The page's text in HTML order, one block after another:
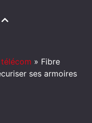
» Fibre
ses armoires